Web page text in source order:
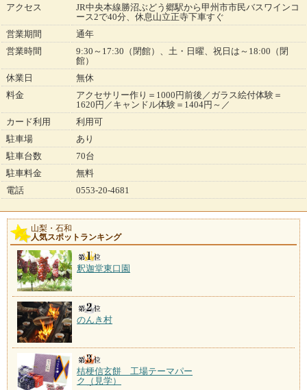
アクセス
JR中央本線勝沼ぶどう郷駅から甲州市市民バスワインコ
ース2で40分、休息山立正寺下車すぐ
営業期間
通年
営業時間
9:30～17:30（閉館）、土・日曜、祝日は～18:00（閉
館）
休業日
無休
料金
アクセサリー作り＝1000円前後／ガラス絵付体験＝
1620円／キャンドル体験＝1404円～／
カード利用
利用可
駐車場
あり
駐車台数
70台
駐車料金
無料
電話
0553-20-4681
山梨・石和
人気スポットランキング
釈迦堂東口園
のんき村
桔梗信玄餅 工場テーマパー
ク（見学）